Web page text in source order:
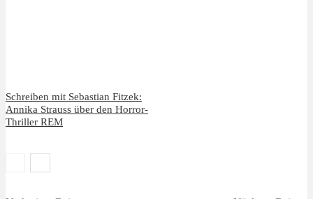
Schreiben mit Sebastian Fitzek:
Annika Strauss über den Horror-
Thriller REM